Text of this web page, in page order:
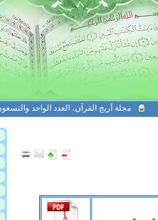
مجلة أريج القرآن، العدد الواحد والتسعون